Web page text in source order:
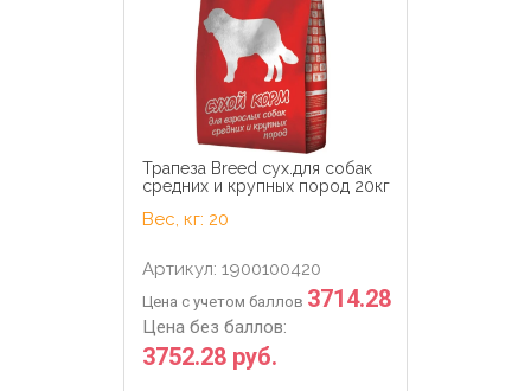
Трапеза Breed сух.для собак
средних и крупных пород 20кг
Вес, кг: 20
Артикул: 1900100420
Цена с учетом баллов 3714.28
Цена без баллов:
3752.28 руб.